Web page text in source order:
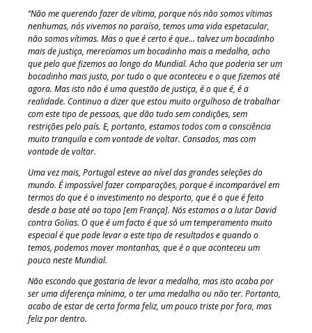
“Não me querendo fazer de vítima, porque nós não somos vítimas
nenhumas, nós vivemos no paraíso, temos uma vida espetacular,
não somos vítimas. Mas o que é certo é que… talvez um bocadinho
mais de justiça, merecíamos um bocadinho mais a medalha, acho
que pelo que fizemos ao longo do Mundial. Acho que poderia ser um
bocadinho mais justo, por tudo o que aconteceu e o que fizemos até
agora. Mas isto não é uma questão de justiça, é o que é, é a
realidade. Continuo a dizer que estou muito orgulhoso de trabalhar
com este tipo de pessoas, que dão tudo sem condições, sem
restrições pelo país. E, portanto, estamos todos com a consciência
muito tranquila e com vontade de voltar. Cansados, mas com
vontade de voltar.
Uma vez mais, Portugal esteve ao nível das grandes seleções do
mundo. É impossível fazer comparações, porque é incomparável em
termos do que é o investimento no desporto, que é o que é feito
desde a base até ao topo [em França]. Nós estamos a a lutar David
contra Golias. O que é um facto é que só um temperamento muito
especial é que pode levar a este tipo de resultados e quando o
temos, podemos mover montanhas, que é o que aconteceu um
pouco neste Mundial.
Não escondo que gostaria de levar a medalha, mas isto acaba por
ser uma diferença mínima, o ter uma medalha ou não ter. Portanto,
acabo de estar de certa forma feliz, um pouco triste por fora, mas
feliz por dentro.